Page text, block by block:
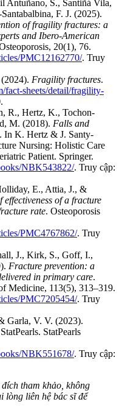
Antuñano, S., Santiñá Vila,
F. J. (2025).
of fragility fractures: a
and Ibero-American
20(1), 76.
PMC12162770/. Truy
Fragility fractures.
sheets/detail/fragility-
R., Hertz, K., Tochon-
M. (2018). Falls and
. In K. Hertz & J. Santy-
Nursing: Holistic Care
Patient. Springer.
NBK543822/. Truy cập:
E., Attia, J., &
effectiveness of a fracture
rate. Osteoporosis
PMC4767862/. Truy
J., Kirk, S., Goff, I.,
Fracture prevention: a
in primary care.
Medicine, 113(5), 313–319.
PMC7205454/. Truy
Garla, V. V. (2023).
StatPearls
NBK551678/. Truy cập:
tham khảo, không
lòng liên hệ bác sĩ để